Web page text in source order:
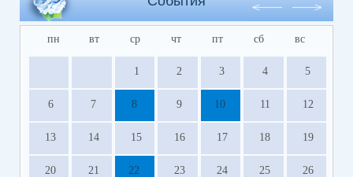
пн вт ср чт пт сб вс
1 2 3 4 5
6 7 8 9 10 11 12
13 14 15 16 17 18 19
20 21 22 23 24 25 26